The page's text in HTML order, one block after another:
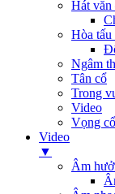
Hát văn
Hòa tấu
Ngâm
Tân cổ
Trong
Video
Vọng cổ
Video
▼
Âm